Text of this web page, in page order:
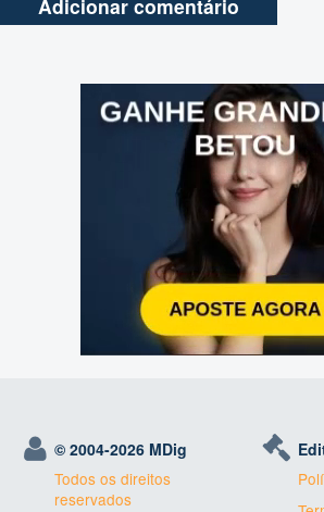
© 2004-2026 MDig
Todos os direitos
reservados